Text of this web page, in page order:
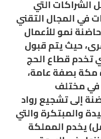
الشراكات التي
نمو للأعمال
حيث يتم قبول
تخدم قطاع الحج
مكة بصفة عامة،
في مختلف
إلى تشجيع رواد
والمبتكرة والتي
يخدم المملكة